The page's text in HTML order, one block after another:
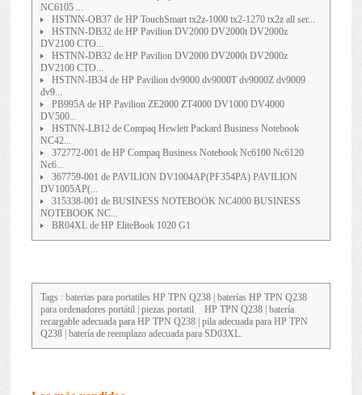
NC6105 ...
HSTNN-OB37 de HP TouchSmart tx2z-1000 tx2-1270 tx2z all ser...
HSTNN-DB32 de HP Pavilion DV2000 DV2000t DV2000z
DV2100 CTO...
HSTNN-DB32 de HP Pavilion DV2000 DV2000t DV2000z
DV2100 CTO...
HSTNN-IB34 de HP Pavilion dv9000 dv9000T dv9000Z dv9009
dv9...
PB995A de HP Pavilion ZE2000 ZT4000 DV1000 DV4000
DV500...
HSTNN-LB12 de Compaq Hewlett Packard Business Notebook
NC42...
372772-001 de HP Compaq Business Notebook Nc6100 Nc6120
Nc6...
367759-001 de PAVILION DV1004AP(PF354PA) PAVILION
DV1005AP(...
315338-001 de BUSINESS NOTEBOOK NC4000 BUSINESS
NOTEBOOK NC...
BR04XL de HP EliteBook 1020 G1
Tags : baterias para portatiles HP TPN Q238| baterías HP TPN Q238
para ordenadores portátil | piezas portatil
HP TPN Q238| batería
recargable adecuada para HP TPN Q238 | pila adecuada para HP TPN
Q238 | batería de reemplazo adecuada para SD03XL.